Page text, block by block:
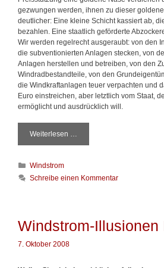
n
e
n
I
V
gezwungen werden, ihnen zu dieser
deutlicher: Eine kleine Schicht kassiert ab,
bezahlen. Eine staatlich geförderte
Wir werden regelrecht ausgeraubt: von den
die subventionierten Anlagen stecken, von
Anlagen herstellen und betreiben, von den
Windradbestandteile, von den
die Windkraftanlagen teuer verpachten und
Euro einstreichen, aber letztlich vom Staat,
ermöglicht und ausdrücklich will.
Weiterlesen …
i
s
-
K
a
o
r
i
Windstrom
Schreibe einen Kommentar
Windstrom-Illusionen
7. Oktober 2008